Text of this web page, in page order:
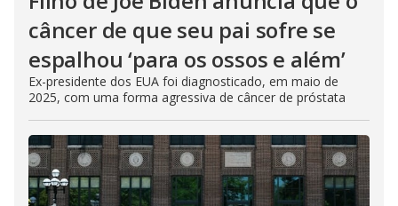
câncer de que seu pai sofre se
espalhou ‘para os ossos e além’
Ex-presidente dos EUA foi diagnosticado, em maio de
2025, com uma forma agressiva de câncer de próstata